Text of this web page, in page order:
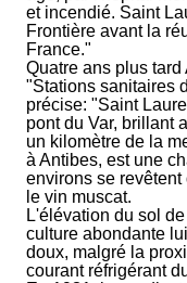
et incendié. Saint
Frontière avant la
France."
Quatre ans plus
"Stations sanitaires
précise: "Saint
pont du Var, brillant
un kilomètre de la
à Antibes, est une
environs se
le vin muscat.
L'élévation du sol
culture abondante
doux, malgré la
courant réfrigérant